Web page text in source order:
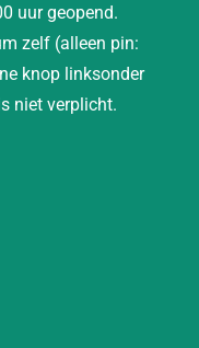
uur geopend.
zelf (alleen pin:
knop linksonder
niet verplicht.